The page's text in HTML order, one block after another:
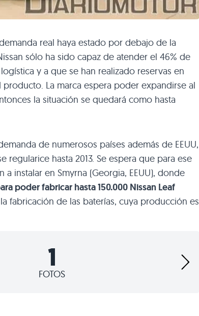
real haya estado por debajo de la
sólo ha sido capaz de atender el 46% de
y a que se han realizado reservas en
La marca espera poder expandirse al
la situación se quedará como hasta
de numerosos países además de EEUU,
hasta 2013. Se espera que para ese
instalar en Smyrna (Georgia, EEUU), donde
poder fabricar hasta 150.000 Nissan Leaf
fabricación de las baterías, cuya producción es
1
FOTOS